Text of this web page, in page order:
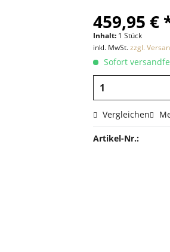
459,95 €
Inhalt: 1 Stück
inkl. MwSt.zzgl.
Sofort
Vergleichen
Artikel-Nr.: